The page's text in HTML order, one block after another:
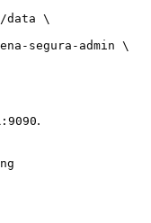
data \
segura-admin \
.